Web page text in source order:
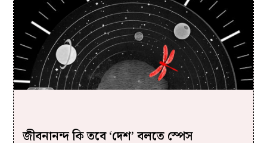
জীবনানন্দ কি তবে ‘দেশ’ বলতে স্পেস